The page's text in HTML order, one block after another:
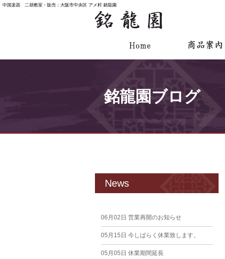
中国楽器 二胡教室・販売：大阪市中央区 アメ村 銘龍園
銘龍園ブログ
News
06月02日 営業再開のお知らせ
05月15日 今しばらく休業致します。
05月05日 休業期間延長